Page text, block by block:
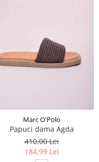
Marc O'Polo
Papuci dama Agda
410,00 Lei
184,99 Lei